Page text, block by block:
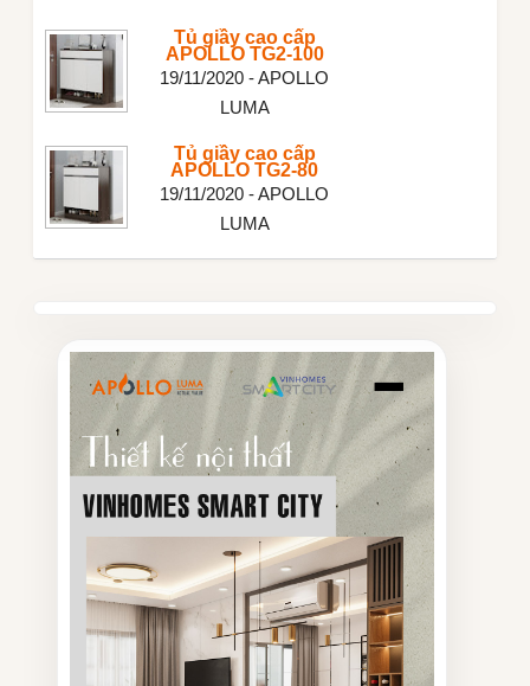
Tủ giầy cao cấp
APOLLO TG2-100
19/11/2020 - APOLLO
LUMA
Tủ giầy cao cấp
APOLLO TG2-80
19/11/2020 - APOLLO
LUMA